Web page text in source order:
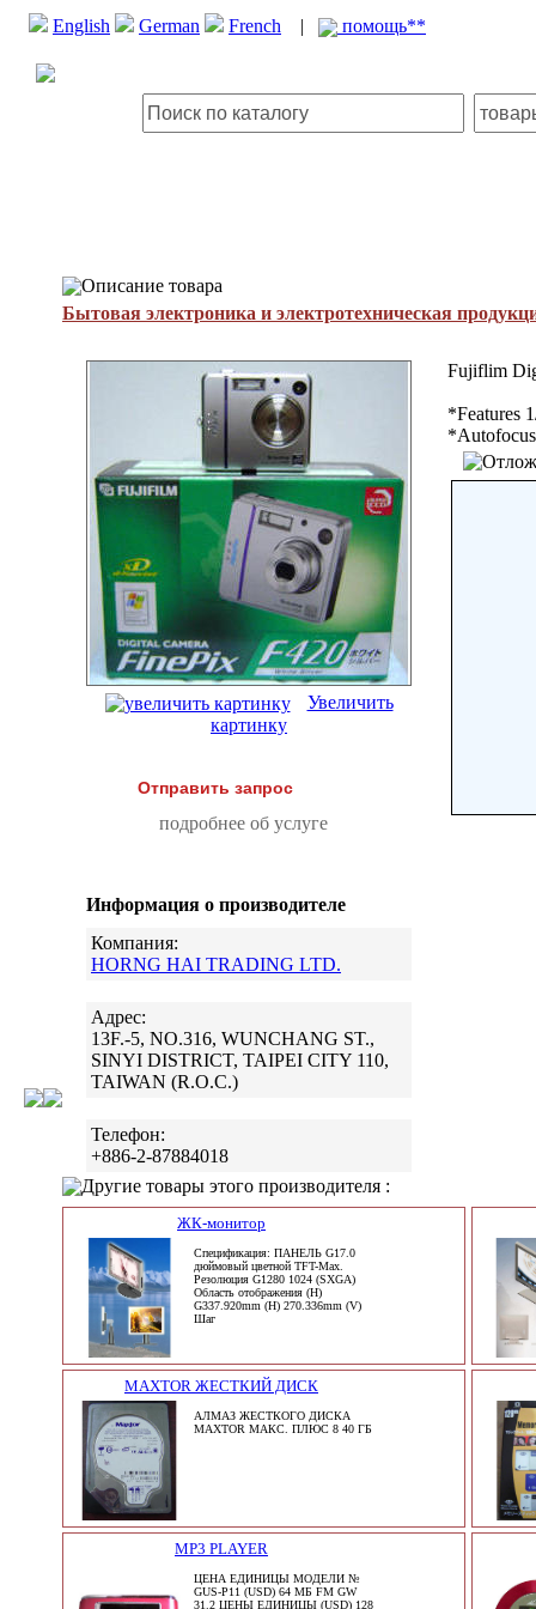
English German French | помощь**
Описание товара
Бытовая электроника и электротехническая
Увеличить
картинку
Отправить запрос
подробнее об услуге
Информация о производителе
Компания:
HORNG HAI TRADING LTD.
Адрес:
13F.-5, NO.316, WUNCHANG ST.,
SINYI DISTRICT, TAIPEI CITY 110,
TAIWAN (R.O.C.)
Телефон:
+886-2-87884018
Fujiflim
*Features
Другие товары этого производителя :
ЖК-монитор
Спецификация: ПАНЕЛЬ G17.0
дюймовый цветной TFT-Max.
Резолюция G1280 1024 (SXGA)
Область отображения (H)
G337.920mm (H) 270.336mm (V)
Шаг
MAXTOR ЖЕСТКИЙ ДИСК
АЛМАЗ ЖЕСТКОГО ДИСКА
MAXTOR МАКС. ПЛЮС 8 40 ГБ
MP3 PLAYER
ЦЕНА ЕДИНИЦЫ МОДЕЛИ №
GUS-P11 (USD) 64 МБ FM GW
31.2 ЦЕНЫ ЕДИНИЦЫ (USD) 128